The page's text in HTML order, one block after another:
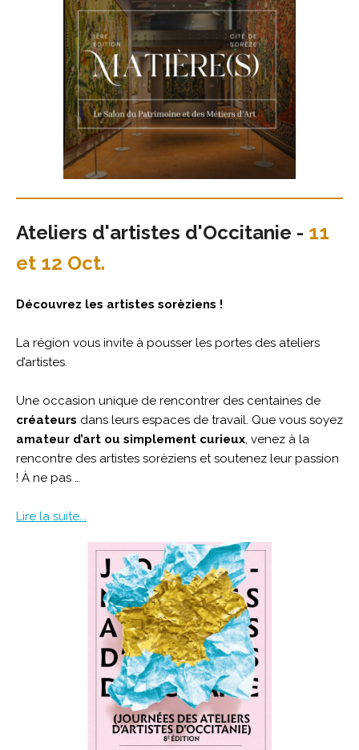
Ateliers d'artistes d'Occitanie - 11
et 12 Oct.
Découvrez les artistes sorèziens !
La région vous invite à pousser les portes des ateliers
d’artistes.
Une occasion unique de rencontrer des centaines de
créateurs dans leurs espaces de travail. Que vous soyez
amateur d’art ou simplement curieux, venez à la
rencontre des artistes sorèziens et soutenez leur passion
! À ne pas …
Lire la suite...